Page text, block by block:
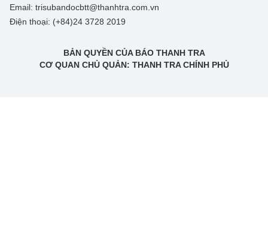
Email: trisubandocbtt@thanhtra.com.vn
Điện thoại: (+84)24 3728 2019
BẢN QUYỀN CỦA BÁO THANH TRA
CƠ QUAN CHỦ QUẢN: THANH TRA CHÍNH PHỦ